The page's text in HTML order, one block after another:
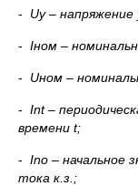
- Uу – напряжение
- Iном –
- Uном –
- Int–
времени t;
- Inо – начальное
тока к.з.;